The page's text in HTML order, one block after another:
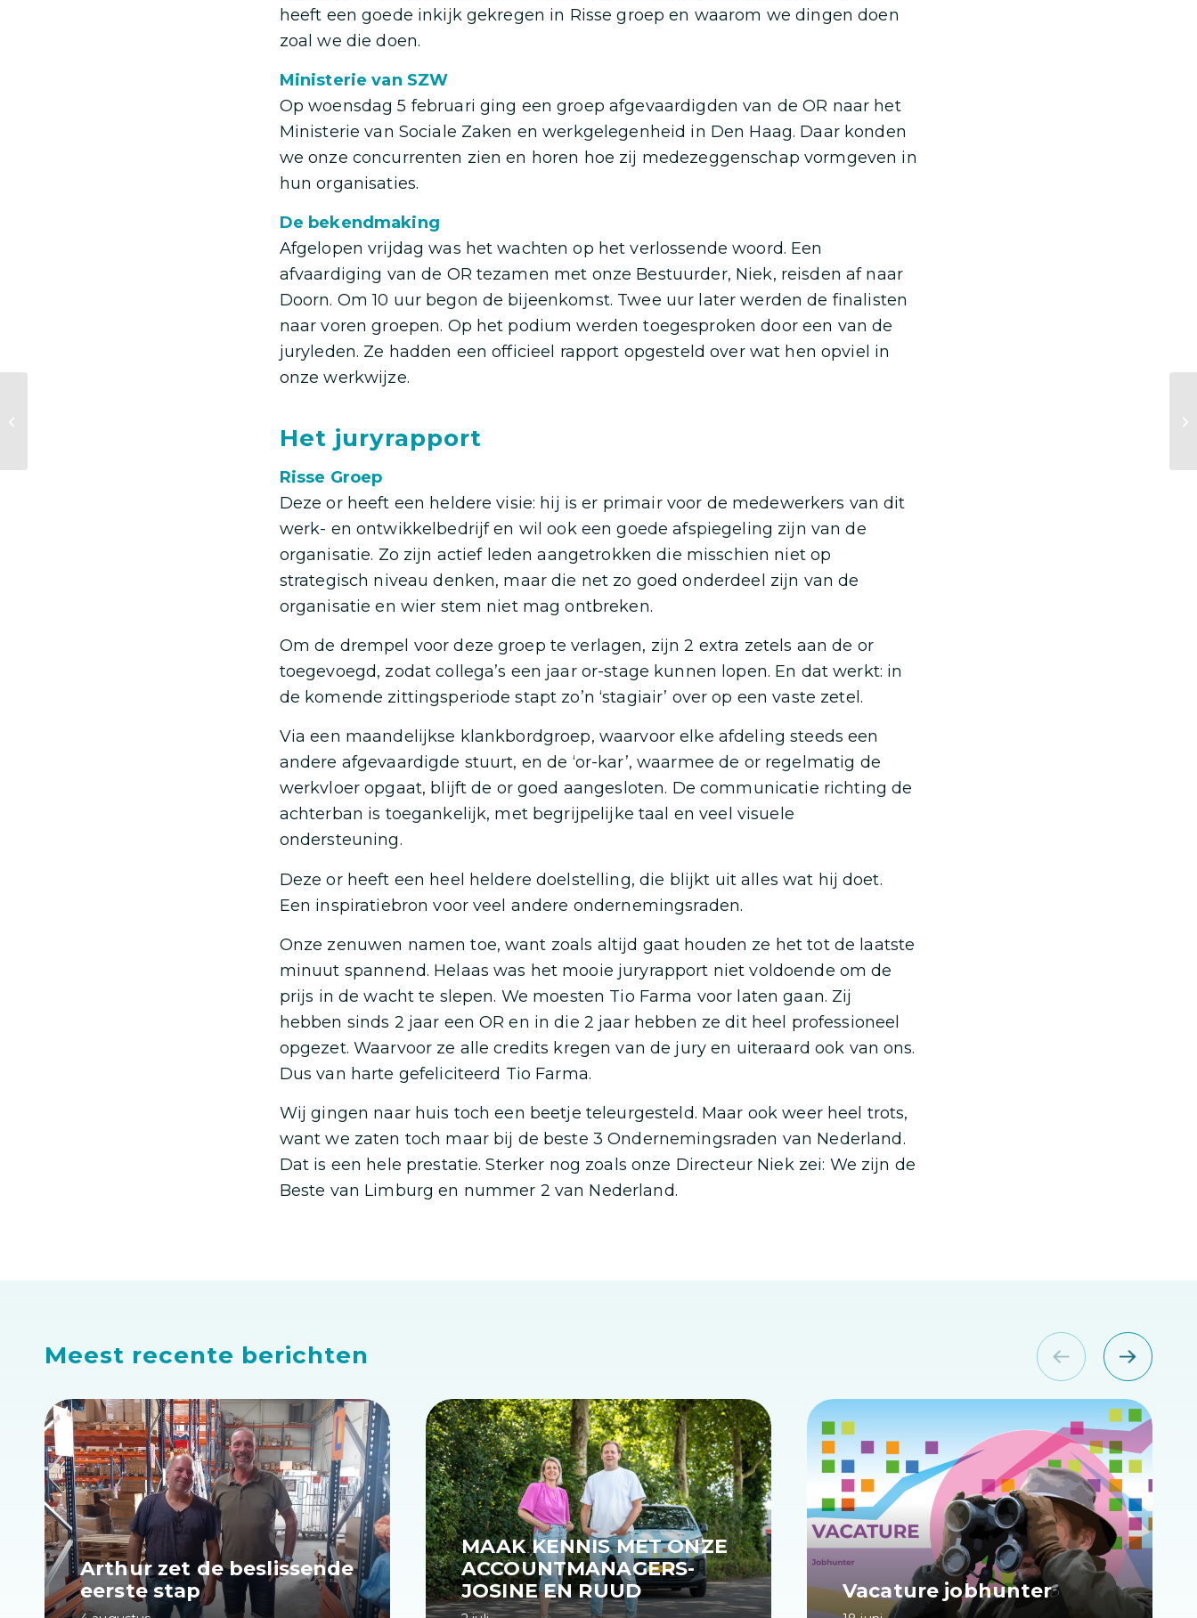
heeft een goede inkijk gekregen in Risse groep en waarom we dingen doen
zoal we die doen.
Ministerie van SZW
Op woensdag 5 februari ging een groep afgevaardigden van de OR naar het
Ministerie van Sociale Zaken en werkgelegenheid in Den Haag. Daar konden
we onze concurrenten zien en horen hoe zij medezeggenschap vormgeven in
hun organisaties.
De bekendmaking
Afgelopen vrijdag was het wachten op het verlossende woord. Een
afvaardiging van de OR tezamen met onze Bestuurder, Niek, reisden af naar
Doorn. Om 10 uur begon de bijeenkomst. Twee uur later werden de finalisten
naar voren groepen. Op het podium werden toegesproken door een van de
juryleden. Ze hadden een officieel rapport opgesteld over wat hen opviel in
onze werkwijze.
Het juryrapport
Risse Groep
Deze or heeft een heldere visie: hij is er primair voor de medewerkers van dit
werk- en ontwikkelbedrijf en wil ook een goede afspiegeling zijn van de
organisatie. Zo zijn actief leden aangetrokken die misschien niet op
strategisch niveau denken, maar die net zo goed onderdeel zijn van de
organisatie en wier stem niet mag ontbreken.
Om de drempel voor deze groep te verlagen, zijn 2 extra zetels aan de or
toegevoegd, zodat collega’s een jaar or-stage kunnen lopen. En dat werkt: in
de komende zittingsperiode stapt zo’n ‘stagiair’ over op een vaste zetel.
Via een maandelijkse klankbordgroep, waarvoor elke afdeling steeds een
andere afgevaardigde stuurt, en de ‘or-kar’, waarmee de or regelmatig de
werkvloer opgaat, blijft de or goed aangesloten. De communicatie richting de
achterban is toegankelijk, met begrijpelijke taal en veel visuele
ondersteuning.
Deze or heeft een heel heldere doelstelling, die blijkt uit alles wat hij doet.
Een inspiratiebron voor veel andere ondernemingsraden.
Onze zenuwen namen toe, want zoals altijd gaat houden ze het tot de laatste
minuut spannend. Helaas was het mooie juryrapport niet voldoende om de
prijs in de wacht te slepen. We moesten Tio Farma voor laten gaan. Zij
hebben sinds 2 jaar een OR en in die 2 jaar hebben ze dit heel professioneel
opgezet. Waarvoor ze alle credits kregen van de jury en uiteraard ook van ons.
Dus van harte gefeliciteerd Tio Farma.
Wij gingen naar huis toch een beetje teleurgesteld. Maar ook weer heel trots,
want we zaten toch maar bij de beste 3 Ondernemingsraden van Nederland.
Dat is een hele prestatie. Sterker nog zoals onze Directeur Niek zei: We zijn de
Beste van Limburg en nummer 2 van Nederland.
Meest recente berichten
Arthur zet de beslissende
eerste stap
MAAK KENNIS MET ONZE
ACCOUNTMANAGERS-
JOSINE EN RUUD
Vacature jobhunter